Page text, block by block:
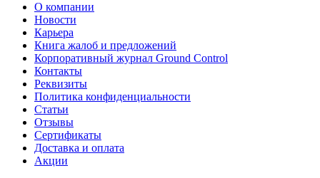
О компании
Новости
Карьера
Книга жалоб и предложений
Корпоративный журнал Ground Control
Контакты
Реквизиты
Политика конфиденциальности
Статьи
Отзывы
Сертификаты
Доставка и оплата
Акции